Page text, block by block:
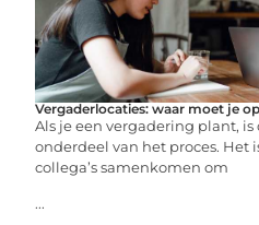
Vergaderlocaties: waar moet je
Als je een vergadering plant,
onderdeel van het proces. Het
collega’s samenkomen om
...